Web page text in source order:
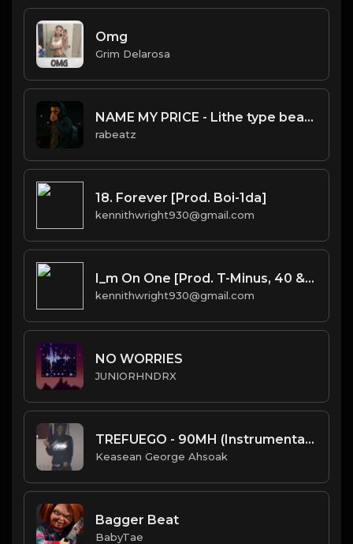
Omg
Grim Delarosa
NAME MY PRICE - Lithe type beat - Confident Alternative Rap Instrumental (130 bpm)
rabeatz
18. Forever [Prod. Boi-1da]
kennithwright930@gmail.com
I_m On One [Prod. T-Minus, 40 & Kromatik]
kennithwright930@gmail.com
NO WORRIES
JUNIORHNDRX
TREFUEGO - 90MH (Instrumental) (prod. Kevin Katana)
Keasean George Ahsoak
Bagger Beat
BabyTae